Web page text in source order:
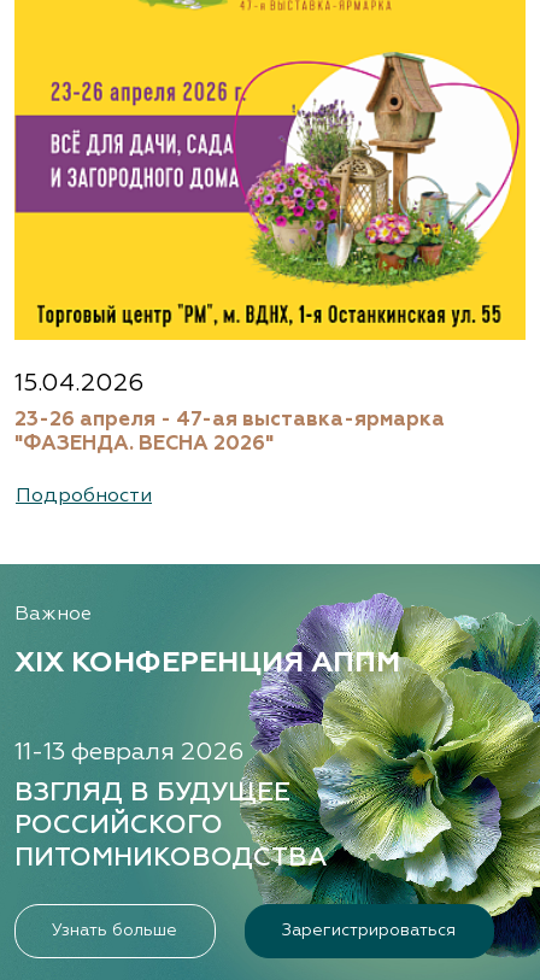
15.04.2026
23-26 апреля - 47-ая выставка-ярмарка
"ФАЗЕНДА. ВЕСНА 2026"
Подробности
Важное
XIX КОНФЕРЕНЦИЯ АППМ
11-13 февраля 2026
ВЗГЛЯД В БУДУЩЕЕ
РОССИЙСКОГО
ПИТОМНИКОВОДСТВА
Узнать больше Зарегистрироваться